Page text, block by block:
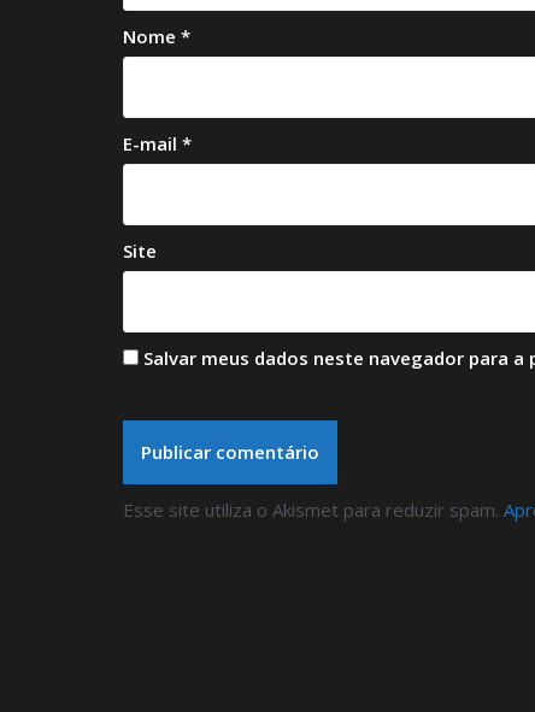
Nome *
E-mail *
Site
Salvar meus dados neste navegador para
Esse site utiliza o Akismet para reduzir spam.